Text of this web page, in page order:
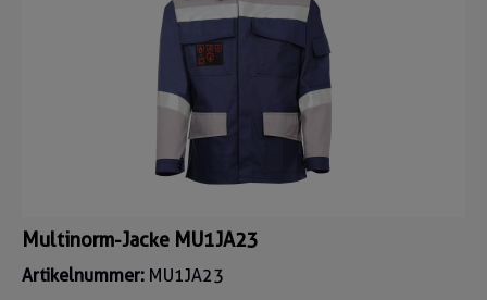
Multinorm-Jacke MU1JA23
Artikelnummer: MU1JA23